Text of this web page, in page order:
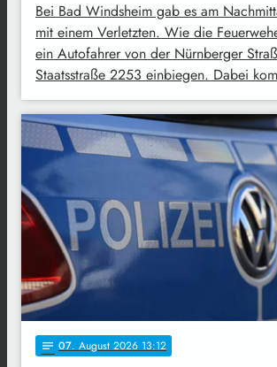
Bei Bad Windsheim gab es am
mit einem Verletzten. Wie die
ein Autofahrer von der Nürnberger
Staatsstraße 2253 einbiegen. Dabei
notes 07. August 2026 13:12